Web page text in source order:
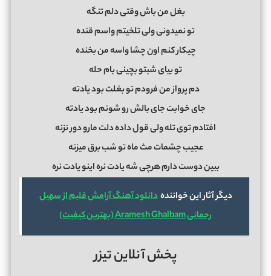
بغل من باش وقتی دلم تنگه
تو نمیدونی ولی تلخیتم واسم قنده
چیکار کنم اون چشا واسه من بخنده
تو بیای شبتو بچینی بام حله
دم پرواز من فرودم تو بغلت بود یادته
جای خوابت جای بالش رو شونم بود یادته
افتادم توی تله ولی قول داده دلت مارو دور نزنه
عجیب چشمات مث ماه تو شب برق میزنه
ببین دوست دارم هرچی شه یادت نره اینو یادت نره
دیگر آثار این خوانندهدانلود آهنگ آرامش قلبم از سهیل
رحمانی Aramesh Ghalbam (بهترین کیفیت)
پخش آنلاین تیزر